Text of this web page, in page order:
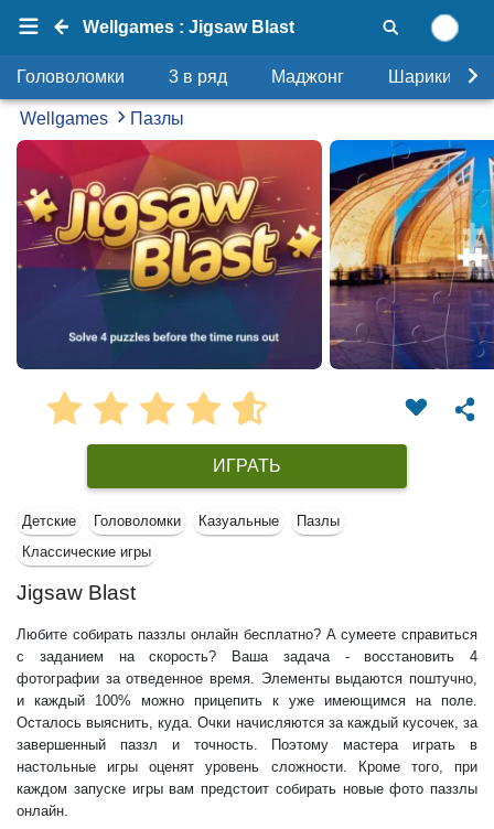
Wellgames : Jigsaw Blast
Головоломки 3 в ряд Маджонг Шарики
Wellgames Пазлы
ИГРАТЬ
Детские Головоломки Казуальные
Пазлы
Классические игры
Jigsaw Blast
Любите собирать паззлы онлайн бесплатно? А сумеете справиться
с заданием на скорость? Ваша задача - восстановить 4
фотографии за отведенное время. Элементы выдаются поштучно,
и каждый 100% можно прицепить к уже имеющимся на поле.
Осталось выяснить, куда. Очки начисляются за каждый кусочек, за
завершенный паззл и точность. Поэтому мастера играть в
настольные игры оценят уровень сложности. Кроме того, при
каждом запуске игры вам предстоит собирать новые фото паззлы
онлайн.